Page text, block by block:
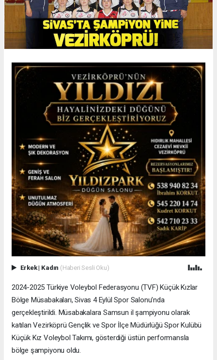
Erkek| Kadın (Haberi Sesli Oku)
2024-2025 Türkiye Voleybol Federasyonu (TVF) Küçük Kızlar
Bölge Müsabakaları, Sivas 4 Eylül Spor Salonu’nda
gerçekleştirildi. Müsabakalara Samsun il şampiyonu olarak
katılan Vezirköprü Gençlik ve Spor İlçe Müdürlüğü Spor Kulübü
Küçük Kız Voleybol Takımı, gösterdiği üstün performansla
bölge şampiyonu oldu.